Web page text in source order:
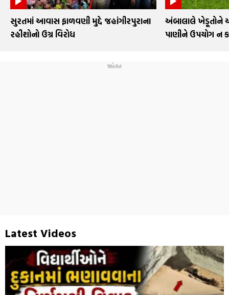
સુરતમાં આવાસ ફાળવણી મુદ્દે જહાંગીરપુરાના
રહીશોનો ઉગ્ર વિરોધ
અંબાલાલે ખેડૂતોને
પાણીને ઉપયોગ ન
Latest Videos